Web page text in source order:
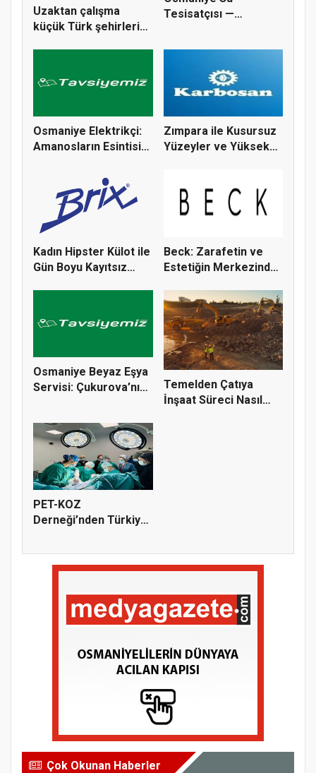
Uzaktan çalışma
küçük Türk şehirleri
Tesisatçısı —
Osmaniye Elektrikçi:
Amanosların Esintisi
Zımpara ile Kusursuz
Yüzeyler ve Yüksek
Kadın Hipster Külot ile
Gün Boyu Kayıtsız
Beck: Zarafetin ve
Estetiğin Merkezinde
Osmaniye Beyaz Eşya
Servisi: Çukurova’nın
Temelden Çatıya
İnşaat Süreci Nasıl
PET-KOZ
Derneği’nden Türkiye
Çok Okunan Haberler